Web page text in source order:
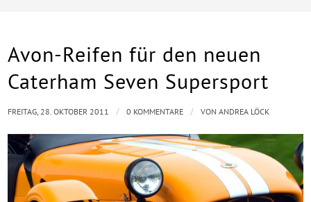
Avon-Reifen für den neuen
Caterham Seven Supersport
FREITAG, 28. OKTOBER 2011 / 0 KOMMENTARE / VONANDREA LÖCK